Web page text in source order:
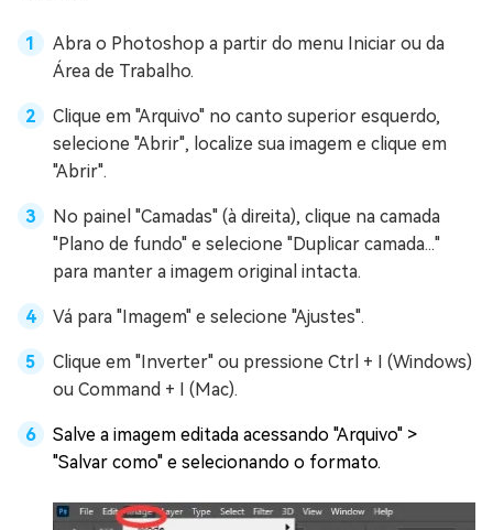
Abra o Photoshop a partir do menu Iniciar ou da
Área de Trabalho.
Clique em "Arquivo" no canto superior esquerdo,
selecione "Abrir", localize sua imagem e clique em
"Abrir".
No painel "Camadas" (à direita), clique na camada
"Plano de fundo" e selecione "Duplicar camada..."
para manter a imagem original intacta.
Vá para "Imagem" e selecione "Ajustes".
Clique em "Inverter" ou pressione Ctrl + I (Windows)
ou Command + I (Mac).
Salve a imagem editada acessando "Arquivo" >
"Salvar como" e selecionando o formato.